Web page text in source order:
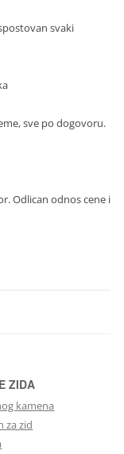
svaki
sve po dogovoru.
Odlican odnos cene i
ZIDA
kamena
za zid